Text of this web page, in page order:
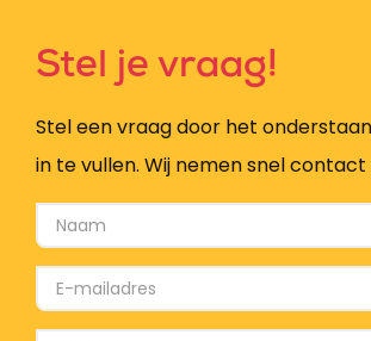
Stel je vraag!
Stel een vraag door het
in te vullen. Wij nemen snel